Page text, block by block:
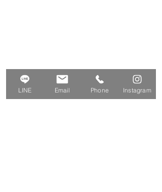
LINE Email Phone Instagram